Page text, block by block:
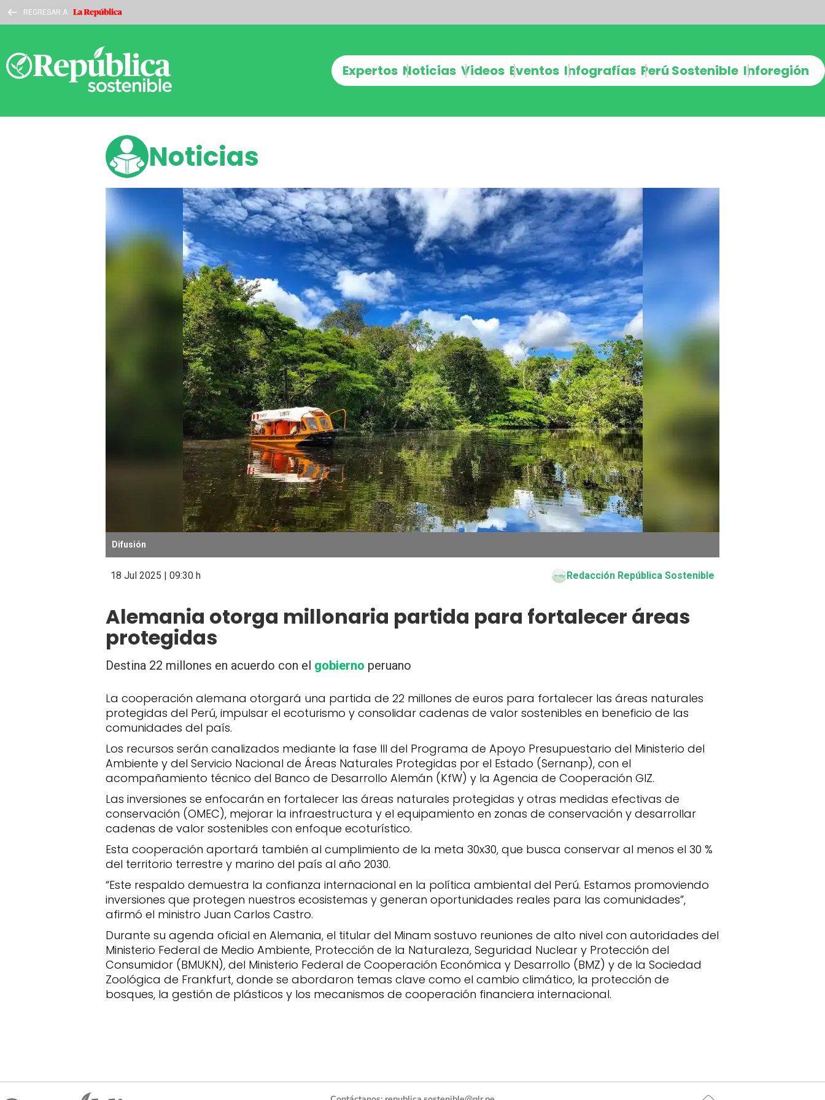
REGRESAR A
Expertos Noticias Videos Eventos Infografías Perú Sostenible Inforegión
Noticias
Difusión
18 Jul 2025 | 09:30 h Redacción República Sostenible
Alemania otorga millonaria partida para fortalecer áreas
protegidas
Destina 22 millones en acuerdo con el gobierno peruano
La cooperación alemana otorgará una partida de 22 millones de euros para fortalecer las áreas naturales
protegidas del Perú, impulsar el ecoturismo y consolidar cadenas de valor sostenibles en beneficio de las
comunidades del país.
Los recursos serán canalizados mediante la fase III del Programa de Apoyo Presupuestario del Ministerio del
Ambiente y del Servicio Nacional de Áreas Naturales Protegidas por el Estado (Sernanp), con el
acompañamiento técnico del Banco de Desarrollo Alemán (KfW) y la Agencia de Cooperación GIZ.
Las inversiones se enfocarán en fortalecer las áreas naturales protegidas y otras medidas efectivas de
conservación (OMEC), mejorar la infraestructura y el equipamiento en zonas de conservación y desarrollar
cadenas de valor sostenibles con enfoque ecoturístico.
Esta cooperación aportará también al cumplimiento de la meta 30x30, que busca conservar al menos el 30 %
del territorio terrestre y marino del país al año 2030.
“Este respaldo demuestra la confianza internacional en la política ambiental del Perú. Estamos promoviendo
inversiones que protegen nuestros ecosistemas y generan oportunidades reales para las comunidades”,
afirmó el ministro Juan Carlos Castro.
Durante su agenda oficial en Alemania, el titular del Minam sostuvo reuniones de alto nivel con autoridades del
Ministerio Federal de Medio Ambiente, Protección de la Naturaleza, Seguridad Nuclear y Protección del
Consumidor (BMUKN), del Ministerio Federal de Cooperación Económica y Desarrollo (BMZ) y de la Sociedad
Zoológica de Frankfurt, donde se abordaron temas clave como el cambio climático, la protección de
bosques, la gestión de plásticos y los mecanismos de cooperación financiera internacional.